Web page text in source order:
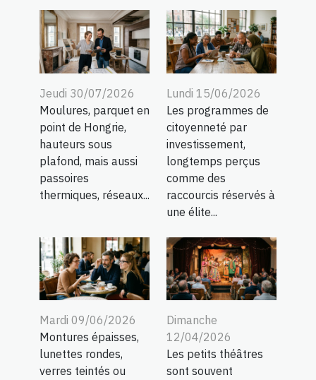
Jeudi 30/07/2026
Moulures, parquet en
point de Hongrie,
hauteurs sous
plafond, mais aussi
passoires
thermiques, réseaux...
Lundi 15/06/2026
Les programmes de
citoyenneté par
investissement,
longtemps perçus
comme des
raccourcis réservés à
une élite...
Mardi 09/06/2026
Montures épaisses,
lunettes rondes,
verres teintés ou
Dimanche
12/04/2026
Les petits théâtres
sont souvent